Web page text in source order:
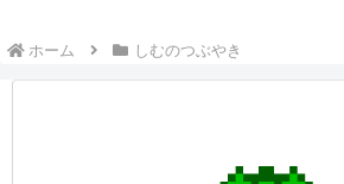
ホーム しむのつぶやき